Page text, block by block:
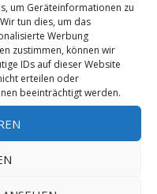
um Geräteinformationen zu
tun dies, um das
Werbung
zustimmen, können wir
IDs auf dieser Website
erteilen oder
beeinträchtigt werden.
nicht
Felder